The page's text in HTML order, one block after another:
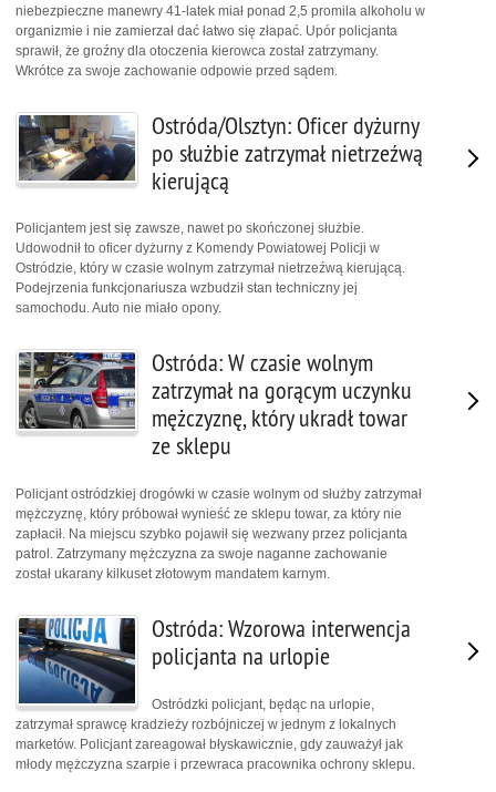
niebezpieczne manewry 41-latek miał ponad 2,5 promila alkoholu w
organizmie i nie zamierzał dać łatwo się złapać. Upór policjanta
sprawił, że groźny dla otoczenia kierowca został zatrzymany.
Wkrótce za swoje zachowanie odpowie przed sądem.
Ostróda/Olsztyn: Oficer dyżurny
po służbie zatrzymał nietrzeźwą
kierującą
Policjantem jest się zawsze, nawet po skończonej służbie.
Udowodnił to oficer dyżurny z Komendy Powiatowej Policji w
Ostródzie, który w czasie wolnym zatrzymał nietrzeźwą kierującą.
Podejrzenia funkcjonariusza wzbudził stan techniczny jej
samochodu. Auto nie miało opony.
Ostróda: W czasie wolnym
zatrzymał na gorącym uczynku
mężczyznę, który ukradł towar
ze sklepu
Policjant ostródzkiej drogówki w czasie wolnym od służby zatrzymał
mężczyznę, który próbował wynieść ze sklepu towar, za który nie
zapłacił. Na miejscu szybko pojawił się wezwany przez policjanta
patrol. Zatrzymany mężczyzna za swoje naganne zachowanie
został ukarany kilkuset złotowym mandatem karnym.
Ostróda: Wzorowa interwencja
policjanta na urlopie
Ostródzki policjant, będąc na urlopie,
zatrzymał sprawcę kradzieży rozbójniczej w jednym z lokalnych
marketów. Policjant zareagował błyskawicznie, gdy zauważył jak
młody mężczyzna szarpie i przewraca pracownika ochrony sklepu.